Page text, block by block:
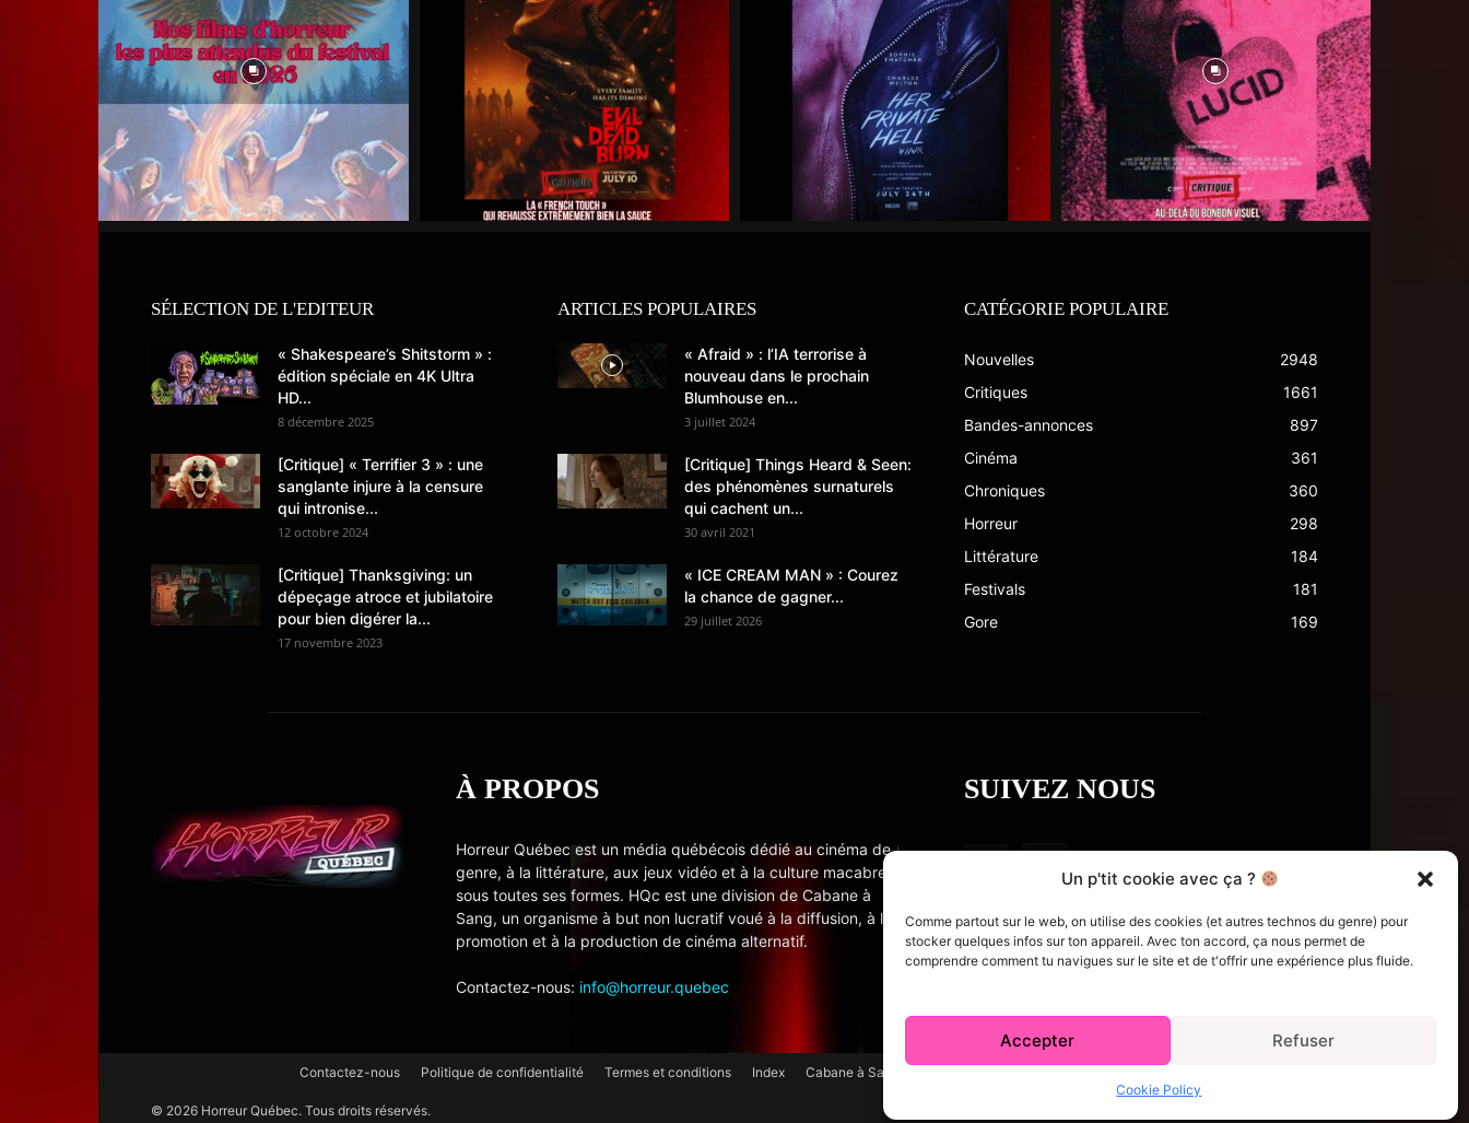
Un p'tit cookie avec ça ?
Comme partout sur le web, on utilise des cookies (et autres technos du genre) pour
stocker quelques infos sur ton appareil. Avec ton accord, ça nous permet de
comprendre comment tu navigues sur le site et de t'offrir une expérience plus fluide.
Accepter Refuser
Cookie Policy
SÉLECTION DE L'EDITEUR
« Shakespeare’s Shitstorm » :
édition spéciale en 4K Ultra
HD...
8 décembre 2025
[Critique] « Terrifier 3 » : une
sanglante injure à la censure
qui intronise...
12 octobre 2024
[Critique] Thanksgiving: un
dépeçage atroce et jubilatoire
pour bien digérer la...
17 novembre 2023
ARTICLES POPULAIRES
« Afraid » : l’IA terrorise à
nouveau dans le prochain
Blumhouse en...
3 juillet 2024
[Critique] Things Heard & Seen:
des phénomènes surnaturels
qui cachent un...
30 avril 2021
« ICE CREAM MAN » : Courez
la chance de gagner...
29 juillet 2026
CATÉGORIE POPULAIRE
Nouvelles
2948
Critiques
1661
Bandes-annonces
897
Cinéma
361
Chroniques
360
Horreur
298
Littérature
184
Festivals
181
Gore
169
À PROPOS
Horreur Québec est un média québécois dédié au cinéma de
genre, à la littérature, aux jeux vidéo et à la culture macabre
sous toutes ses formes. HQc est une division de Cabane à
Sang, un organisme à but non lucratif voué à la diffusion, à la
promotion et à la production de cinéma alternatif.
Contactez-nous: info@horreur.quebec
SUIVEZ NOUS
Contactez-nous Politique de confidentialité Termes et conditions Index Cabane à Sang TV
© 2026 Horreur Québec. Tous droits réservés.